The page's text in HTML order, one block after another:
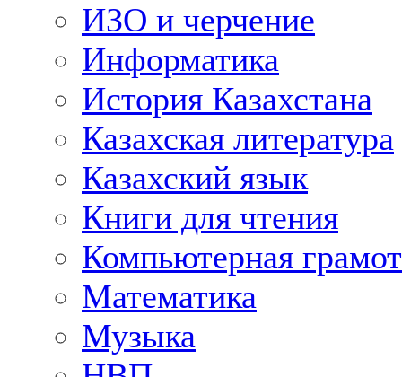
ИЗО и черчение
Информатика
История Казахстана
Казахская литература
Казахский язык
Книги для чтения
Компьютерная
Математика
Музыка